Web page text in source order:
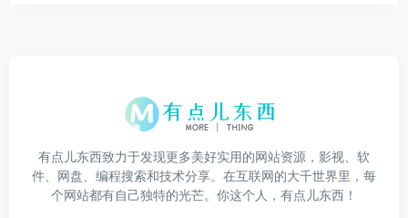
有点儿东西致力于发现更多美好实用的网站资源，影视、软
件、网盘、编程搜索和技术分享。在互联网的大千世界里，每
个网站都有自己独特的光芒。你这个人，有点儿东西！